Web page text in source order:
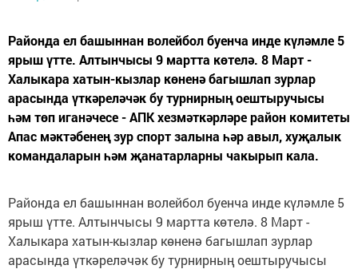
Районда ел башыннан волейбол буенча инде күләмле 5
ярыш үтте. Алтынчысы 9 мартта көтелә. 8 Март -
Халыкара хатын-кызлар көненә багышлап зурлар
арасында үткәреләчәк бу турнирның оештыручысы
һәм төп иганәчесе - АПК хезмәткәрләре район комитеты
Апас мәктәбенең зур спорт залына һәр авыл, хуҗалык
командаларын һәм җанатарларны чакырып кала.
Районда ел башыннан волейбол буенча инде күләмле 5
ярыш үтте. Алтынчысы 9 мартта көтелә. 8 Март -
Халыкара хатын-кызлар көненә багышлап зурлар
арасында үткәреләчәк бу турнирның оештыручысы